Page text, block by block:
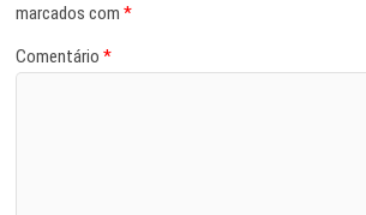
marcados com*
Comentário*